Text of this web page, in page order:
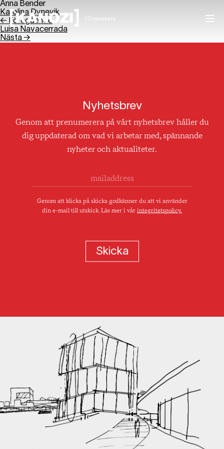
/ Coworkers
Aktuellt
Karriär
Anna Bender
Karolina Dynevik
← Föregående
Luisa Navacerrada
Nästa →
Nyhetsbrev
Genom att prenumerera på vårt nyhetsbrev håller du
dig uppdaterad om vad vi arbetar med, spännande
nyheter och aktualiteter.
Genom att klicka på skicka godkänner du att vi använder
din e-mail till utskick. Läs mer i vår integritetspolicy.